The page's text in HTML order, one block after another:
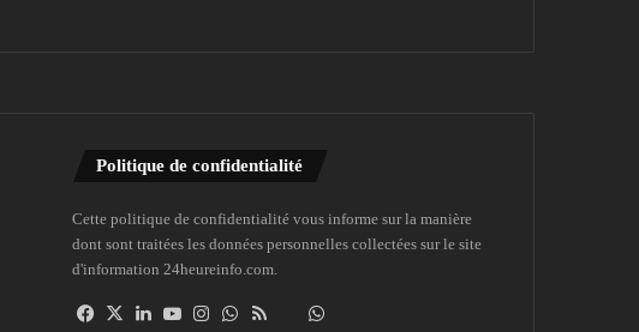
Politique de confidentialité
Cette politique de confidentialité vous informe sur la manière
dont sont traitées les données personnelles collectées sur le site
d'information 24heureinfo.com.
Facebook
X LinkedinYouTubeInstagramWhatsAppDailymotion